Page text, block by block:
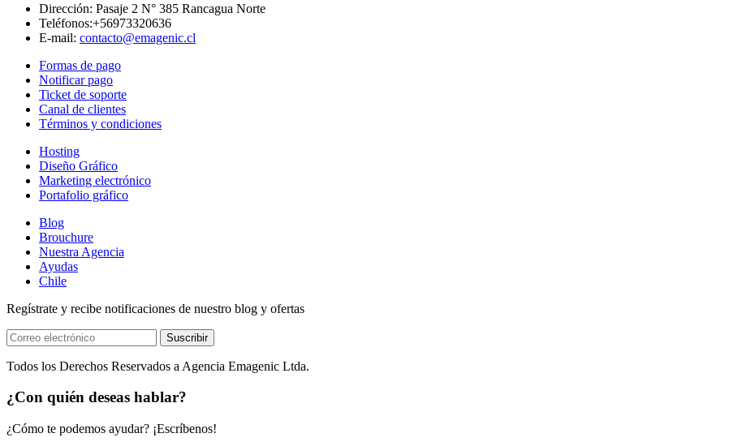
Dirección: Pasaje 2 N° 385 Rancagua Norte
Teléfonos:+56973320636
E-mail: contacto@emagenic.cl
Formas de pago
Notificar pago
Ticket de soporte
Canal de clientes
Términos y condiciones
Hosting
Diseño Gráfico
Marketing electrónico
Portafolio gráfico
Blog
Brouchure
Nuestra Agencia
Ayudas
Chile
Regístrate y recibe notificaciones de nuestro blog y ofertas
Suscribir
Todos los Derechos Reservados a Agencia Emagenic Ltda.
¿Con quién deseas hablar?
¿Cómo te podemos ayudar? ¡Escríbenos!